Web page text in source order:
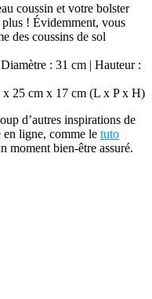
coussin et votre bolster
plus ! Évidemment, vous
des coussins de sol
: 31 cm | Hauteur :
x 25 cm x 17 cm (L x P x H)
d’autres inspirations de
ligne, comme le tuto
moment bien-être assuré.